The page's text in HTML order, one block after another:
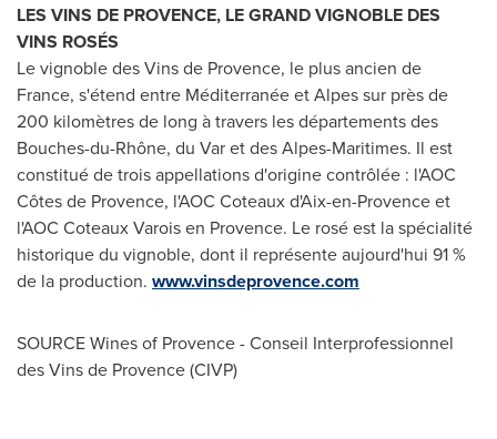
LES VINS DE PROVENCE, LE GRAND VIGNOBLE DES
VINS ROSÉS
Le vignoble desVins de Provence, le plus ancien de
France, s'étend entre Méditerranée et Alpes sur près de
200 kilomètres de long à travers les départements des
Bouches-du-Rhône, du Var et des Alpes-Maritimes. Il est
constitué de trois appellations d'origine contrôlée : l'AOC
Côtes de Provence, l'AOC Coteaux d'Aix-en-Provenceet
l'AOC Coteaux Varois en Provence. Le rosé est la spécialité
historique du vignoble, dont il représente aujourd'hui 91 %
de la production. www.vinsdeprovence.com
SOURCE Wines of Provence - Conseil Interprofessionnel
desVins de Provence(CIVP)